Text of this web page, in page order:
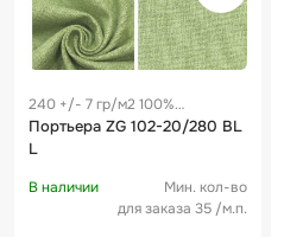
240 +/- 7 гр/м2 100%
полиэстер
Портьера ZG 102-20/280 BL
L
В наличии
Мин. кол-во
для заказа 35 /м.п.